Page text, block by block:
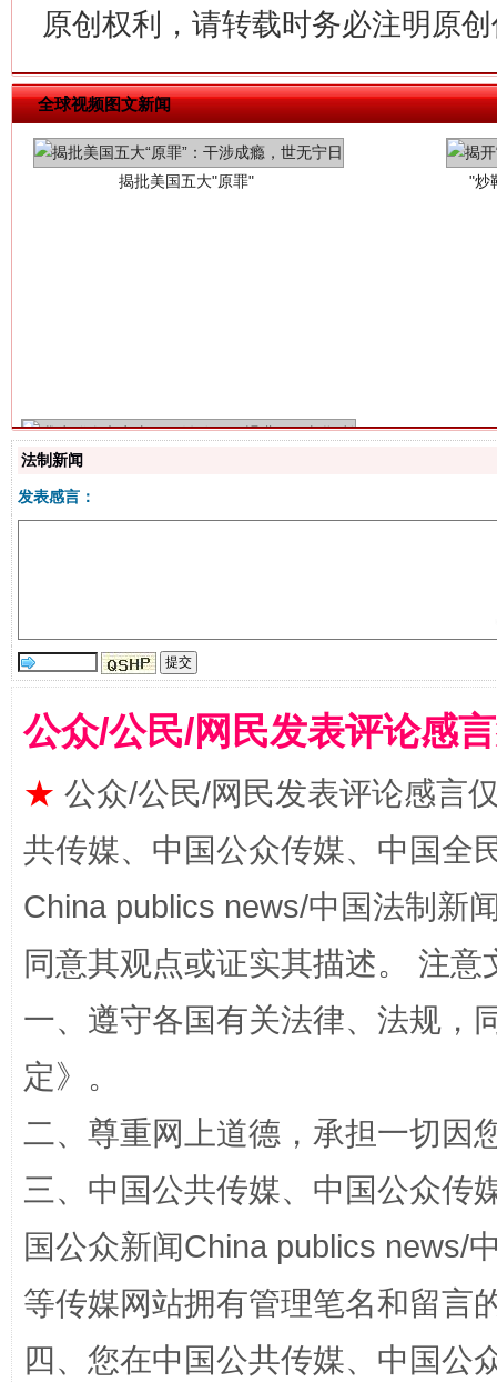
原创权利，请转载时务必注明原
全球视频图文新闻
站台名比不上好声名
漫山遍野的桃花与雪山、麦地、白藏房
招工难、用工荒背后
法制新闻
发表感言：
公众/公民/网民发表评论感
★ 公众/公民/网民发表评论感言
共传媒、中国公众传媒、中国全
China publics news/中国法制新
同意其观点或证实其描述。 注
一、遵守各国有关法律、法规，
定》。
二、尊重网上道德，承担一切因
三、中国公共传媒、中国公众传
国公众新闻China publics news/
等传媒网站拥有管理笔名和留言
四、您在中国公共传媒、中国公